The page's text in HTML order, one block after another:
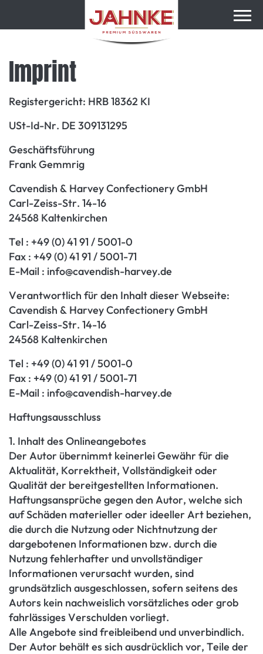
Imprint
Registergericht: HRB 18362 KI
USt-Id-Nr. DE 309131295
Geschäftsführung
Frank Gemmrig
Cavendish & Harvey Confectionery GmbH
Carl-Zeiss-Str. 14-16
24568 Kaltenkirchen
Tel : +49 (0) 41 91 / 5001-0
Fax : +49 (0) 41 91 / 5001-71
E-Mail : info@cavendish-harvey.de
Verantwortlich für den Inhalt dieser Webseite:
Cavendish & Harvey Confectionery GmbH
Carl-Zeiss-Str. 14-16
24568 Kaltenkirchen
Tel : +49 (0) 41 91 / 5001-0
Fax : +49 (0) 41 91 / 5001-71
E-Mail : info@cavendish-harvey.de
Haftungsausschluss
1. Inhalt des Onlineangebotes
Der Autor übernimmt keinerlei Gewähr für die
Aktualität, Korrektheit, Vollständigkeit oder
Qualität der bereitgestellten Informationen.
Haftungsansprüche gegen den Autor, welche sich
auf Schäden materieller oder ideeller Art beziehen,
die durch die Nutzung oder Nichtnutzung der
dargebotenen Informationen bzw. durch die
Nutzung fehlerhafter und unvollständiger
Informationen verursacht wurden, sind
grundsätzlich ausgeschlossen, sofern seitens des
Autors kein nachweislich vorsätzliches oder grob
fahrlässiges Verschulden vorliegt.
Alle Angebote sind freibleibend und unverbindlich.
Der Autor behält es sich ausdrücklich vor, Teile der